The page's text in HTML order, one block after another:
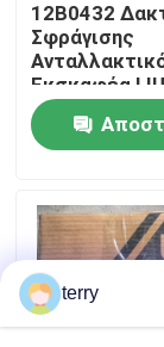
επαφή
Νέα
12B0432
Σφράγισης
Εκσκαφέα
CLG922E
terry